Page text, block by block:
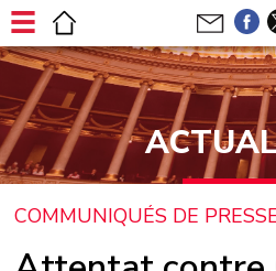
COMMUNIQUÉS DE
Panneau de gestion des cookies